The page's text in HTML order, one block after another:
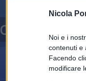
Nicola
Noi e i
contenuti e
Facendo
modificare
CULTURA,